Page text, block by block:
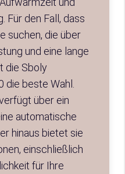
Für den Fall, dass
suchen, die über
und eine lange
die Sboly
die beste Wahl.
über ein
automatische
hinaus bietet sie
einschließlich
für Ihre